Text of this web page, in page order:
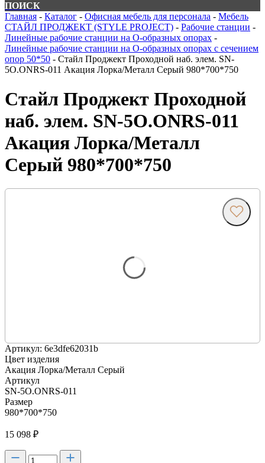
ПОИСК
Главная - Каталог - Офисная мебель для персонала - Мебель
СТАЙЛ ПРОДЖЕКТ (STYLE PROJECT) - Рабочие станции -
Линейные рабочие станции на О-образных опорах -
Линейные рабочие станции на О-образных опорах с сечением
опор 50*50 - Стайл Проджект Проходной наб. элем. SN-
5O.ONRS-011 Акация Лорка/Металл Серый 980*700*750
Стайл Проджект Проходной
наб. элем. SN-5O.ONRS-011
Акация Лорка/Металл
Серый 980*700*750
Артикул: 6e3dfe62031b
Цвет изделия
Акация Лорка/Металл Серый
Артикул
SN-5O.ONRS-011
Размер
980*700*750
15 098 ₽